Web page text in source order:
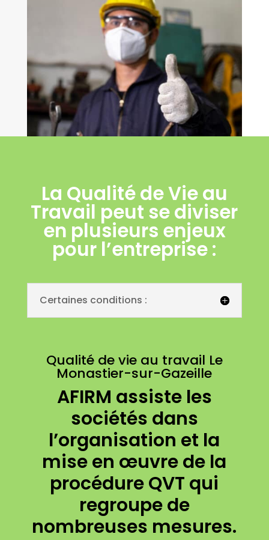
La Qualité de Vie au
Travail peut se diviser
en plusieurs enjeux
pour l’entreprise :
Certaines conditions :
Qualité de vie au travail Le
Monastier-sur-Gazeille
AFIRM assiste les
sociétés dans
l’organisation et la
mise en œuvre de la
procédure QVT qui
regroupe de
nombreuses mesures.